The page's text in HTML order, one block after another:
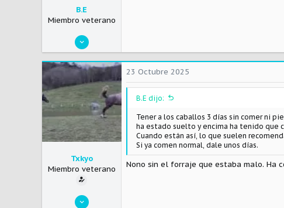
B.E
Miembro veterano
17 Abril 2020
2.697
1.491
113
Txkyo
Miembro veterano
23 Octubre 2025
B.E dijo:
Tener a los caballos 3 días sin comer ni
ha estado suelto y encima ha tenido que
Cuando están así, lo que suelen
Si ya comen normal, dale unos días.
Nono sin el forraje que estaba malo. Ha